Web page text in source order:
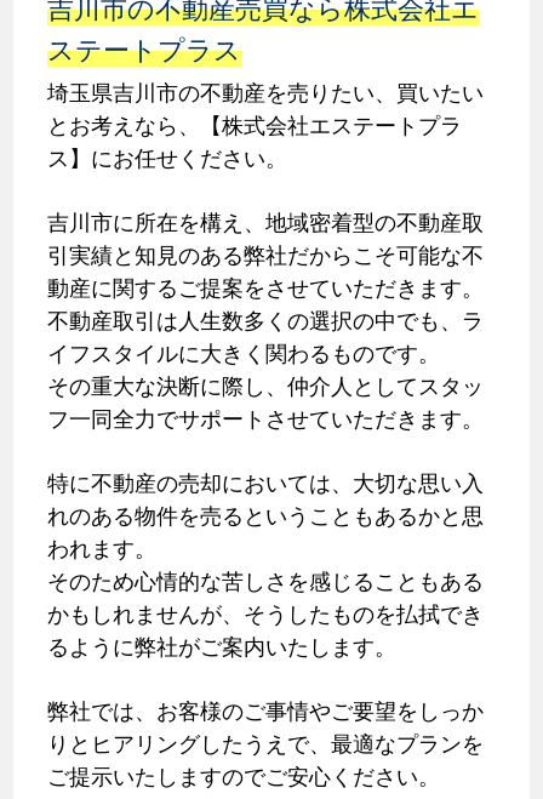
ステートプラス
埼玉県吉川市の不動産を売りたい、買いたい
とお考えなら、【株式会社エステートプラ
ス】にお任せください。
吉川市に所在を構え、地域密着型の不動産取
引実績と知見のある弊社だからこそ可能な不
動産に関するご提案をさせていただきます。
不動産取引は人生数多くの選択の中でも、ラ
イフスタイルに大きく関わるものです。
その重大な決断に際し、仲介人としてスタッ
フ一同全力でサポートさせていただきます。
特に不動産の売却においては、大切な思い入
れのある物件を売るということもあるかと思
われます。
そのため心情的な苦しさを感じることもある
かもしれませんが、そうしたものを払拭でき
るように弊社がご案内いたします。
弊社では、お客様のご事情やご要望をしっか
りとヒアリングしたうえで、最適なプランを
ご提示いたしますのでご安心ください。